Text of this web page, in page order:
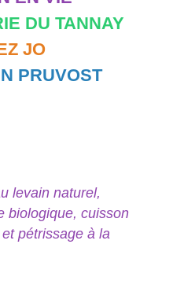
DU TANNAY
JO
PRUVOST
levain naturel,
biologique, cuisson
pétrissage à la